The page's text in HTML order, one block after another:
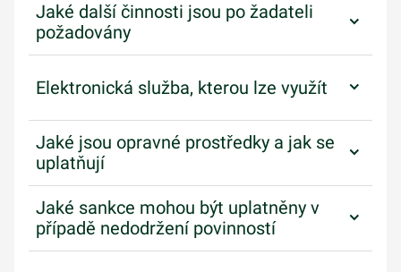
Jaké další činnosti jsou po žadateli
požadovány
Elektronická služba, kterou lze využít
Jaké jsou opravné prostředky a jak se
uplatňují
Jaké sankce mohou být uplatněny v
případě nedodržení povinností